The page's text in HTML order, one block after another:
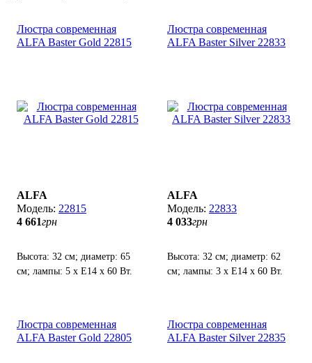
Люстра современная
ALFA Baster Gold 22815
ALFA
22815
4 661грн
Высота: 32 см; диаметр: 65
см; лампы: 5 х Е14 х 60 Вт.
Люстра современная
ALFA Baster Silver 22833
ALFA
22833
4 033грн
Высота: 32 см; диаметр: 62
см; лампы: 3 х Е14 х 60 Вт.
Люстра современная
ALFA Baster Gold 22805
Люстра современная
ALFA Baster Silver 22835